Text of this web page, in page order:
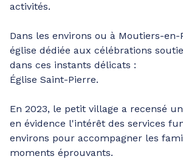
activités.
Dans les environs ou à Moutiers-en-
église dédiée aux célébrations
dans ces instants délicats :
Église Saint-Pierre.
En 2023, le petit village a recensé
en évidence l'intérêt des services
environs pour accompagner les
moments éprouvants.